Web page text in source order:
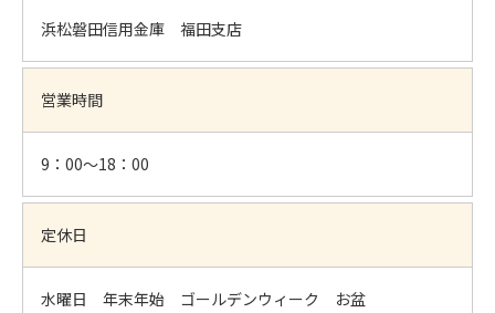
浜松磐田信用金庫 福田支店
営業時間
9：00～18：00
定休日
水曜日 年末年始 ゴールデンウィーク お盆